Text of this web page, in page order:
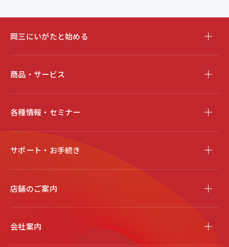
岡三にいがたと始める
商品・サービス
各種情報・セミナー
サポート・お手続き
店舗のご案内
会社案内